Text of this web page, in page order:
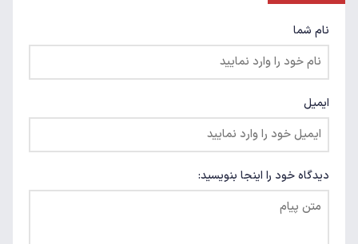
نام شما
ایمیل
دیدگاه خود را اینجا بنویسید: